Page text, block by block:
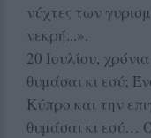
νύχτες των
νεκρή...».
20 Ιουλίου,
θυμάσαι κι εσύ;
Κύπρο και την
θυμάσαι κι εσύ…